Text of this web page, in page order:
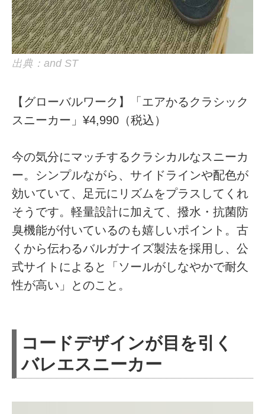
出典：and ST
【グローバルワーク】「エアかるクラシック
スニーカー」¥4,990（税込）
今の気分にマッチするクラシカルなスニーカ
ー。シンプルながら、サイドラインや配色が
効いていて、足元にリズムをプラスしてくれ
そうです。軽量設計に加えて、撥水・抗菌防
臭機能が付いているのも嬉しいポイント。古
くから伝わるバルガナイズ製法を採用し、公
式サイトによると「ソールがしなやかで耐久
性が高い」とのこと。
コードデザインが目を引く
バレエスニーカー